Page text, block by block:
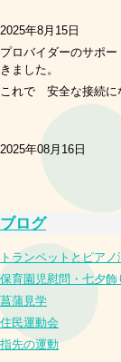
2025年8月15日
プロバイダーのサポ
きました。
これで 安全な接続に
2025年08月16日
ブログ
トランペットとピアノ
保育園児慰問・七夕飾
菖蒲見学
住民運動会
指先の運動